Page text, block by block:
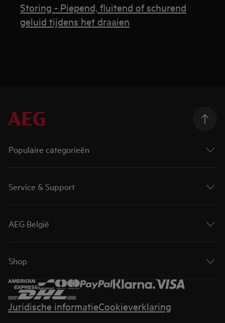
Storing - Piepend, fluitend of schurend
geluid tijdens het draaien
Populaire categorieën
Service & Support
AEG België
Shop
Juridische informatieCookieverklaring